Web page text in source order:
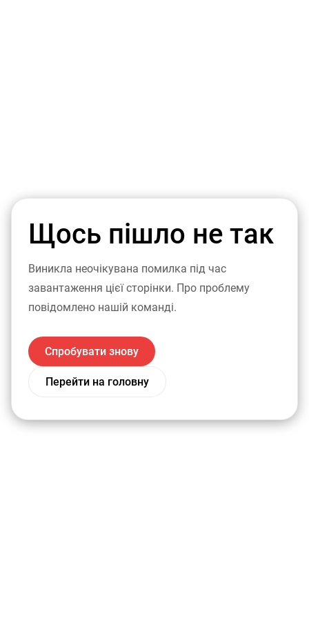
Щось пішло не так
Виникла неочікувана помилка під час
завантаження цієї сторінки. Про проблему
повідомлено нашій команді.
Спробувати знову
Перейти на головну